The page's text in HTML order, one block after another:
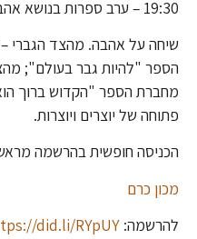
19:30 – ערב ספרות בנושא אהבה
שיחה על אהבה. מהצד הגברי –
הספר "להיות גבר בעולם";
מחברת הספר "הקדוש ברוך
פתוחה של יוצרים ויוצרות.
הכניסה חופשית בהרשמה
מכון כרם
להרשמה: did.li/RYpUY